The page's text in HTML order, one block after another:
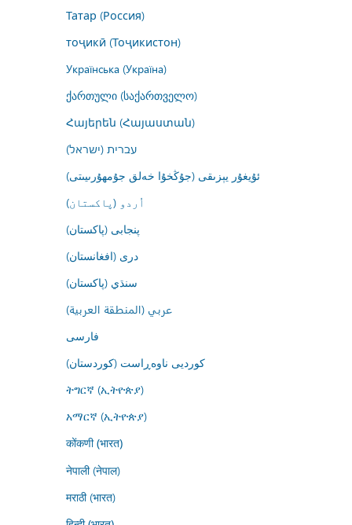
Татар (Россия)
тоҷикӣ (Тоҷикистон)
Українська (Україна)
ქართული (საქართველო)
Հայերեն (Հայաստան)
עברית (ישראל)
ئۇيغۇر يېزىقى (جۇڭخۇا خەلق جۇمھۇرىيىتى)
اُردو (پاکستان)
پنجابی (پاکستان)
درى (افغانستان)
سنڌي (پاکستان)
عربي (المنطقة العربية)
فارسى
کوردیی ناوەڕاست (کوردستان)
ትግርኛ (ኢትዮጵያ)
አማርኛ (ኢትዮጵያ)
कोंकणी (भारत)
नेपाली (नेपाल)
मराठी (भारत)